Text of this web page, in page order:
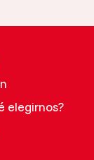
elegirnos?